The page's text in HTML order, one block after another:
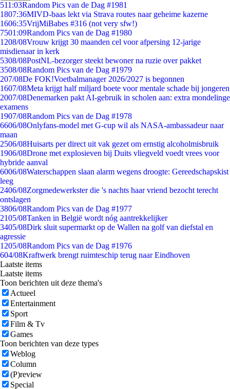
511:03Random Pics van de Dag #1981
1807:36MIVD-baas lekt via Strava routes naar geheime kazerne
1606:35VrijMiBabes #316 (not very sfw!)
7501:09Random Pics van de Dag #1980
1208/08Vrouw krijgt 30 maanden cel voor afpersing 12-jarige
misdienaar in kerk
5308/08PostNL-bezorger steekt bewoner na ruzie over pakket
3508/08Random Pics van de Dag #1979
207/08De FOK!Voetbalmanager 2026/2027 is begonnen
1607/08Meta krijgt half miljard boete voor mentale schade bij jongeren
2007/08Denemarken pakt AI-gebruik in scholen aan: extra mondelinge
examens
1907/08Random Pics van de Dag #1978
6606/08Onlyfans-model met G-cup wil als NASA-ambassadeur naar
maan
2506/08Huisarts per direct uit vak gezet om ernstig alcoholmisbruik
1906/08Drone met explosieven bij Duits vliegveld voedt vrees voor
hybride aanval
6006/08Waterschappen slaan alarm wegens droogte: Gereedschapskist
leeg
2406/08Zorgmedewerkster die 's nachts haar vriend bezocht terecht
ontslagen
3806/08Random Pics van de Dag #1977
2105/08Tanken in België wordt nóg aantrekkelijker
3405/08Dirk sluit supermarkt op de Wallen na golf van diefstal en
agressie
1205/08Random Pics van de Dag #1976
604/08Kraftwerk brengt ruimteschip terug naar Eindhoven
Laatste items
Laatste items
Toon berichten uit deze thema's
Actueel
Entertainment
Sport
Film & Tv
Games
Toon berichten van deze types
Weblog
Column
(P)review
Special